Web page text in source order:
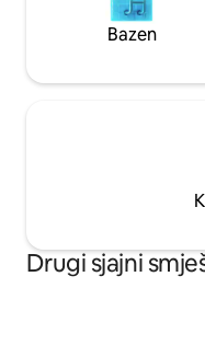
Bazen
Drugi sjajni